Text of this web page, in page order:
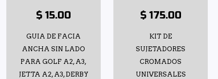
$ 15.00
GUIA DE FACIA
ANCHA SIN LADO
PARA GOLF A2, A3,
JETTA A2, A3, DERBY
$ 175.00
KIT DE
SUJETADORES
CROMADOS
UNIVERSALES